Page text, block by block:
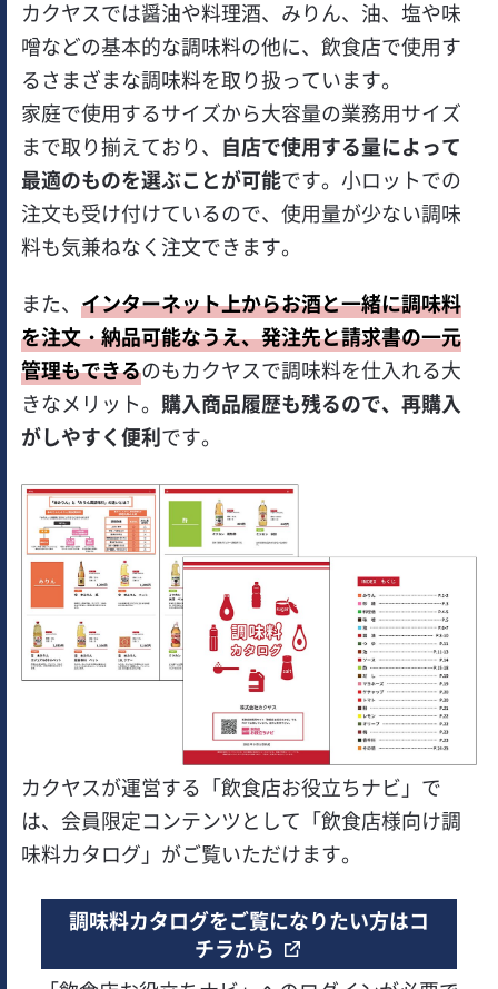
カクヤスでは醤油や料理酒、みりん、油、塩や味
噌などの基本的な調味料の他に、飲食店で使用す
るさまざまな調味料を取り扱っています。
家庭で使用するサイズから大容量の業務用サイズ
まで取り揃えており、 自店で使用する量によって
最適のものを選ぶことが可能です。小ロットでの
注文も受け付けているので、使用量が少ない調味
料も気兼ねなく注文できます。
また、インターネット上からお酒と一緒に調味料
を注文・納品可能なうえ、発注先と請求書の一元
管理もできるのもカクヤスで調味料を仕入れる大
きなメリット。 購入商品履歴も残るので、再購入
がしやすく便利です。
カクヤスが運営する「飲食店お役立ちナビ」で
は、会員限定コンテンツとして「飲食店様向け調
味料カタログ」がご覧いただけます。
調味料カタログをご覧になりたい方はコ
チラから